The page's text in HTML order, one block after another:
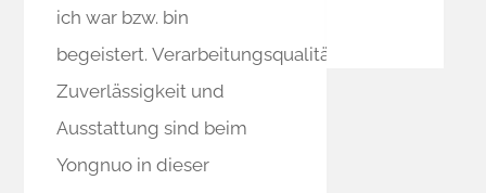
ich war bzw. bin
begeistert. Verarbeitungsqualität,
Zuverlässigkeit und
Ausstattung sind beim
Yongnuo in dieser